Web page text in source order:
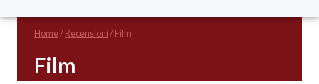
Home/Recensioni/Film
Film